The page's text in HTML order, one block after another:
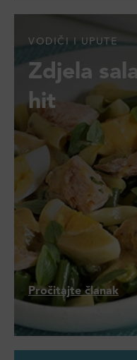
VODIČI I UPUTE
Zdjela
hit
Pročitajte članak